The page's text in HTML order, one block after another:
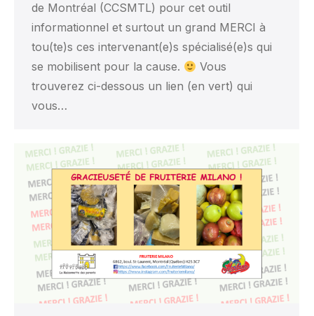
de Montréal (CCSMTL) pour cet outil
informationnel et surtout un grand MERCI à
tou(te)s ces intervenant(e)s spécialisé(e)s qui
se mobilisent pour la cause.
Vous
trouverez ci-dessous un lien (en vert) qui
vous…